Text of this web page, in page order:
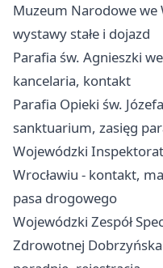
Muzeum Narodowe we
wystawy stałe i dojazd
Parafia św. Agnieszki
kancelaria, kontakt
Parafia Opieki św.
sanktuarium, zasięg
Wojewódzki
Wrocławiu - kontakt,
pasa drogowego
Wojewódzki Zespół
Zdrowotnej